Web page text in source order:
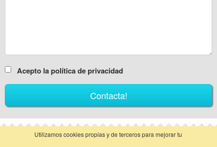
Acepto la política de privacidad
Utilizamos cookies propias y de terceros para mejorar tu